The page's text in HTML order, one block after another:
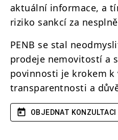
aktuální informace, a
riziko sankcí za
PENB se stal
prodeje nemovitostí a
povinnosti je krokem k
transparentnosti a
OBJEDNAT KONZULTACI